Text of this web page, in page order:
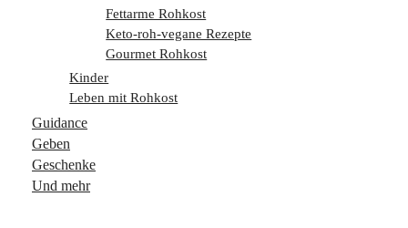
Fettarme Rohkost
Keto-roh-vegane Rezepte
Gourmet Rohkost
Kinder
Leben mit Rohkost
Guidance
Geben
Geschenke
Und mehr